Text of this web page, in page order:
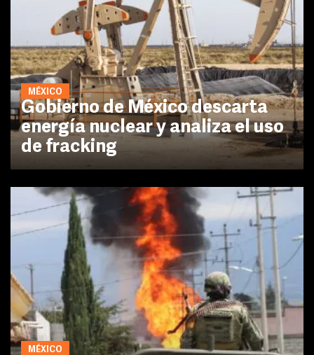
MÉXICO
Gobierno de México descarta
energía nuclear y analiza el uso
de fracking
MÉXICO